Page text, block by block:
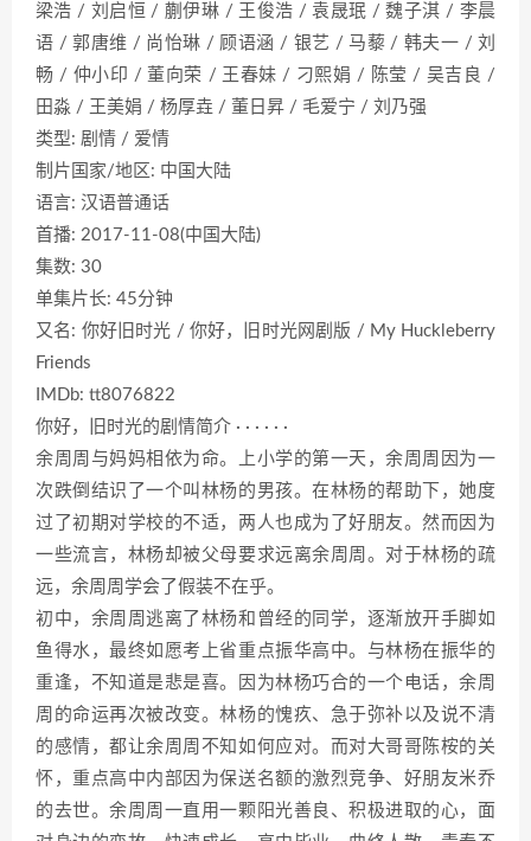
梁浩 / 刘启恒 / 蒯伊琳 / 王俊浩 / 袁晟珉 / 魏子淇 / 李晨
语 / 郭唐维 / 尚怡琳 / 顾语涵 / 银艺 / 马藜 / 韩夫一 / 刘
畅 / 仲小印 / 董向荣 / 王春妹 / 刁熙娟 / 陈莹 / 吴吉良 /
田淼 / 王美娟 / 杨厚垚 / 董日昇 / 毛爱宁 / 刘乃强
类型: 剧情 / 爱情
制片国家/地区: 中国大陆
语言: 汉语普通话
首播: 2017-11-08(中国大陆)
集数: 30
单集片长: 45分钟
又名: 你好旧时光 / 你好，旧时光网剧版 / My Huckleberry
Friends
IMDb: tt8076822
你好，旧时光的剧情简介 · · · · · ·
余周周与妈妈相依为命。上小学的第一天，余周周因为一
次跌倒结识了一个叫林杨的男孩。在林杨的帮助下，她度
过了初期对学校的不适，两人也成为了好朋友。然而因为
一些流言，林杨却被父母要求远离余周周。对于林杨的疏
远，余周周学会了假装不在乎。
初中，余周周逃离了林杨和曾经的同学，逐渐放开手脚如
鱼得水，最终如愿考上省重点振华高中。与林杨在振华的
重逢，不知道是悲是喜。因为林杨巧合的一个电话，余周
周的命运再次被改变。林杨的愧疚、急于弥补以及说不清
的感情，都让余周周不知如何应对。而对大哥哥陈桉的关
怀，重点高中内部因为保送名额的激烈竞争、好朋友米乔
的去世。余周周一直用一颗阳光善良、积极进取的心，面